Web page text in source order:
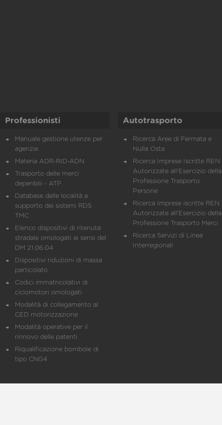
Professionisti
Manuale gestione utenze per
agenzie
Materia ADR-RID-ADN
Trasporto delle merci
deperibili - ATP
Database delle località a
supporto dei sistemi RDS
TMC
Elenco dispositivi di ritenuta
stradale omologati ai sensi del
DM 21.06.04
Dispositivi riduzioni di massa
particolato
Codici immatricolativi di
ciclomotori omologati
Modalità di collegamento al
CED motorizzazione
Modalità operative per il
rinnovo delle patenti
Riqualificazione bombole di
tipo CNG4
Autotrasporto
Ricerca Aree di Fermata e
Nulla Osta
Ricerca Imprese Iscritte REN
Autorizzate all'Esercizio della
Professione Trasporto
Persone
Ricerca Imprese iscritte REN
Autorizzate all'Esercizio della
Professione Trasporto Merci
Ricerca Servizi di Linea
Interregionali